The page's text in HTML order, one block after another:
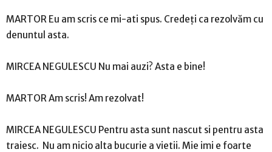
MARTOR Eu am scris ce mi-ati spus. Credeţi ca rezolvăm cu
denuntul asta.
MIRCEA NEGULESCU Nu mai auzi? Asta e bine!
MARTOR Am scris! Am rezolvat!
MIRCEA NEGULESCU Pentru asta sunt nascut si pentru asta
traiesc. Nu am nicio alta bucurie a vietii. Mie imi e foarte